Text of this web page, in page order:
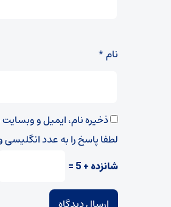
نام*
ذخیره نام، ایمیل و
لطفا پاسخ را به عدد انگلیسی
شانزده + 5 =